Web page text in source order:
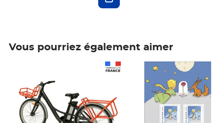
Vous pourriez également aimer
Prix 7,50€